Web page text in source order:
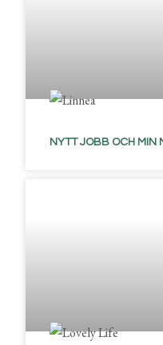
NYTT JOBB OCH MIN